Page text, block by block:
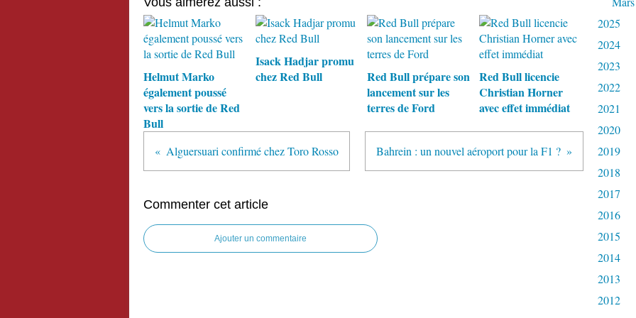
Helmut Marko
également poussé
vers la sortie de Red
Bull
Isack Hadjar promu
chez Red Bull
Red Bull prépare son
lancement sur les
terres de Ford
Red Bull licencie
Christian Horner
avec effet immédiat
Alguersuari confirmé chez Toro Rosso Bahrein : un nouvel aéroport pour la F1 ?
Commenter cet article
Ajouter un commentaire
2025
2024
2023
2022
2021
2020
2019
2018
2017
2016
2015
2014
2013
2012